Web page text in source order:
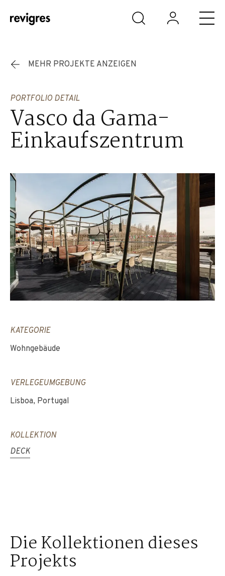
Zum Hauptinhalt springen
MEHR PROJEKTE ANZEIGEN
PORTFOLIO DETAIL
Vasco da Gama-
Einkaufszentrum
KATEGORIE
Wohngebäude
VERLEGEUMGEBUNG
Lisboa, Portugal
KOLLEKTION
DECK
Die Kollektionen dieses
Projekts